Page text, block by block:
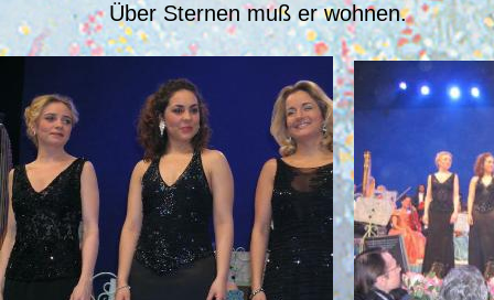
Über Sternen muß er wohnen.